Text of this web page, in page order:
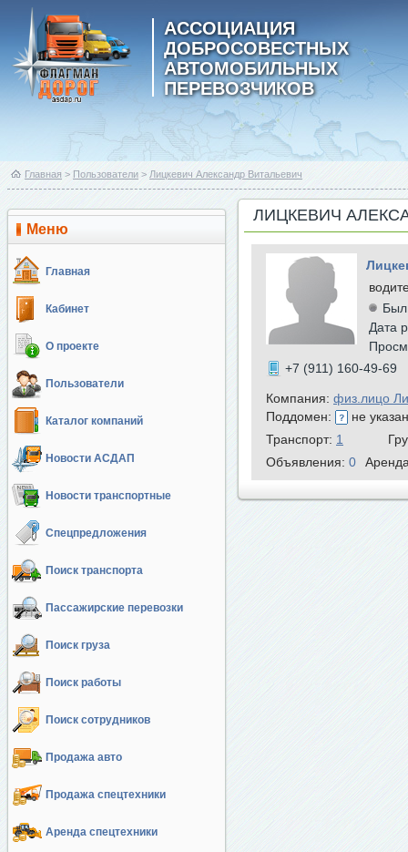
АССОЦИАЦИЯ
ДОБРОСОВЕСТНЫХ
АВТОМОБИЛЬНЫХ
ПЕРЕВОЗЧИКОВ
Главная > Пользователи > Лицкевич Александр Витальевич
Меню
Главная
Кабинет
О проекте
Пользователи
Каталог компаний
Новости АСДАП
Новости транспортные
Спецпредложения
Поиск транспорта
Пассажирские перевозки
Поиск груза
Поиск работы
Поиск сотрудников
Продажа авто
Продажа спецтехники
Аренда спецтехники
ЛИЦКЕВИЧ
Был
Дата
+7 (911) 160-49-69
Компания: физ.лицо
Поддомен:
не
Транспорт: 1
Объявления: 0